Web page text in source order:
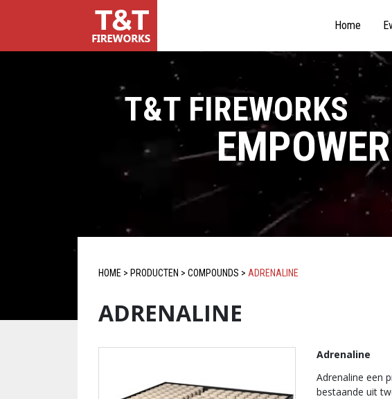
Home
T&T FIREWORKS
HOME > PRODUCTEN > COMPOUNDS > ADRENALINE
ADRENALINE
Adrenaline
Adrenaline een
bestaande uit